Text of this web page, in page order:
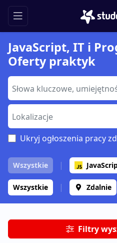
JavaScript, IT i
Oferty praktyk
Ukryj ogłoszenia pracy
Wszystkie
Wszystkie Zdalnie
Filtry